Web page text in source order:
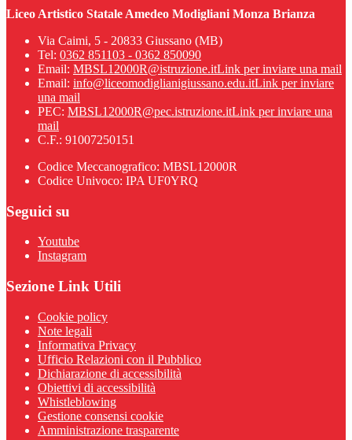
Liceo Artistico Statale Amedeo Modigliani Monza Brianza
Via Caimi, 5 - 20833 Giussano (MB)
Tel: 0362 851103 - 0362 850090
Email: MBSL12000R@istruzione.itLink per inviare una mail
Email: info@liceomodiglianigiussano.edu.itLink per inviare
una mail
PEC: MBSL12000R@pec.istruzione.itLink per inviare una
mail
C.F.: 91007250151
Codice Meccanografico: MBSL12000R
Codice Univoco: IPA UF0YRQ
Seguici su
Youtube
Instagram
Sezione Link Utili
Cookie policy
Note legali
Informativa Privacy
Ufficio Relazioni con il Pubblico
Dichiarazione di accessibilità
Obiettivi di accessibilità
Whistleblowing
Gestione consensi cookie
Amministrazione trasparente